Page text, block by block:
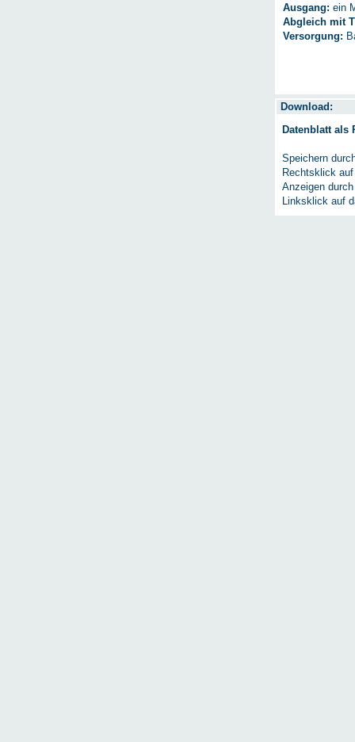
Ausgang: ein
Abgleich mit
Versorgung:
Download:
Datenblatt als
Speichern
Rechtsklick
Anzeigen durch
Linksklick auf